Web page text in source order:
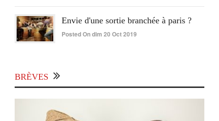
Envie d'une sortie branchée à paris ?
Posted On dim 20 Oct 2019
BRÈVES